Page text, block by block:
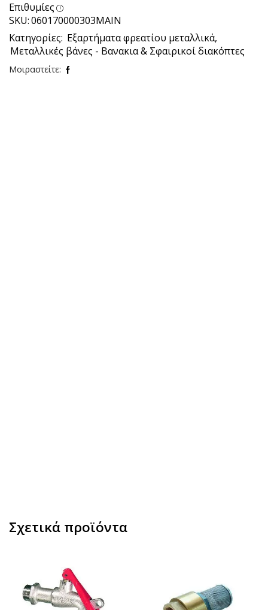
Επιθυμίες
SKU:060170000303ΜΑΙΝ
Κατηγορίες: Εξαρτήματα φρεατίου μεταλλικά,
Μεταλλικές βάνες - Βανακια & Σφαιρικοί διακόπτες
Μοιραστείτε:
Σχετικά προϊόντα